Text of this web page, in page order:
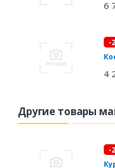
6
-
4
Другие товары
-